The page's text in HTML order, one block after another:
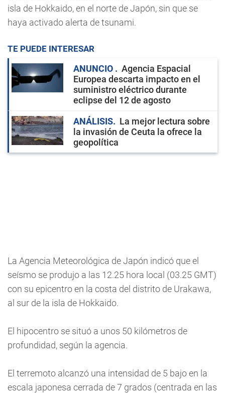
isla de Hokkaido, en el norte de Japón, sin que se
haya activado alerta de tsunami.
TE PUEDE INTERESAR
ANUNCIO
Agencia Espacial
Europea descarta impacto en el
suministro eléctrico durante
eclipse del 12 de agosto
ANÁLISIS
La mejor lectura sobre
la invasión de Ceuta la ofrece la
geopolítica
La Agencia Meteorológica de Japón indicó que el
seísmo se produjo a las 12.25 hora local (03.25 GMT)
con su epicentro en la costa del distrito de Urakawa,
al sur de la isla de Hokkaido.
El hipocentro se situó a unos 50 kilómetros de
profundidad, según la agencia.
El terremoto alcanzó una intensidad de 5 bajo en la
escala japonesa cerrada de 7 grados (centrada en las